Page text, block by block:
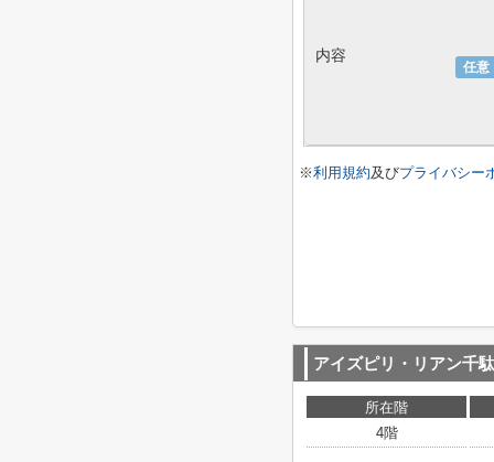
任意
内容
※利用規約及びプライバシー
アイズピリ・リアン千
所在階
4階